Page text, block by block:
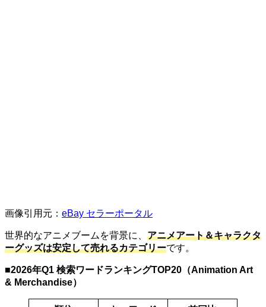
画像引用元： eBay セラーポータル
世界的なアニメブームを背景に、 アニメアート＆キャラクタ
ーグッズは安定して売れるカテゴリーです。
■2026年Q1 検索ワードランキングTOP20（Animation Art
& Merchandise）